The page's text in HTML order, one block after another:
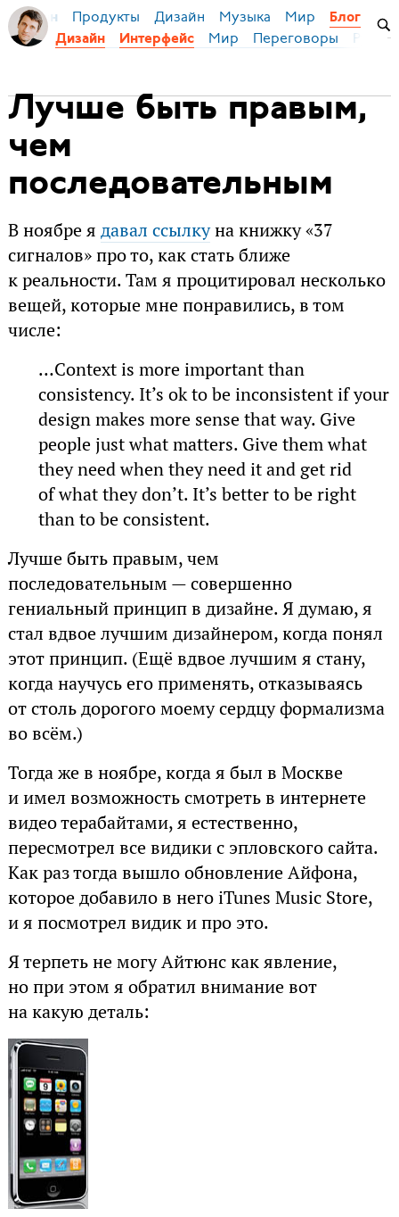
Бирман Продукты Дизайн Музыка Мир
Блог
Дизайн
Интерфейс Мир Переговоры
Лучше быть правым,
чем
последовательным
В ноябре я давал ссылкуна книжку «37
сигналов» про то, как стать ближе
к реальности. Там я процитировал несколько
вещей, которые мне понравились, в том
числе:
…Context is more important than
consistency. It’s ok to be inconsistent if your
design makes more sense that way. Give
people just what matters. Give them what
they need when they need it and get rid
of what they don’t. It’s better to be right
than to be consistent.
Лучше быть правым, чем
последовательным — совершенно
гениальный принцип в дизайне. Я думаю, я
стал вдвое лучшим дизайнером, когда понял
этот принцип. (Ещё вдвое лучшим я стану,
когда научусь его применять, отказываясь
от столь дорогого моему сердцу формализма
во всём.)
Тогда же в ноябре, когда я был в Москве
и имел возможность смотреть в интернете
видео терабайтами, я естественно,
пересмотрел все видики с эпловского сайта.
Как раз тогда вышло обновление Айфона,
которое добавило в него iTunes Music Store,
и я посмотрел видик и про это.
Я терпеть не могу Айтюнс как явление,
но при этом я обратил внимание вот
на какую деталь: